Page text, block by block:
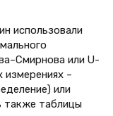
использовали
или U-
–
или
также таблицы